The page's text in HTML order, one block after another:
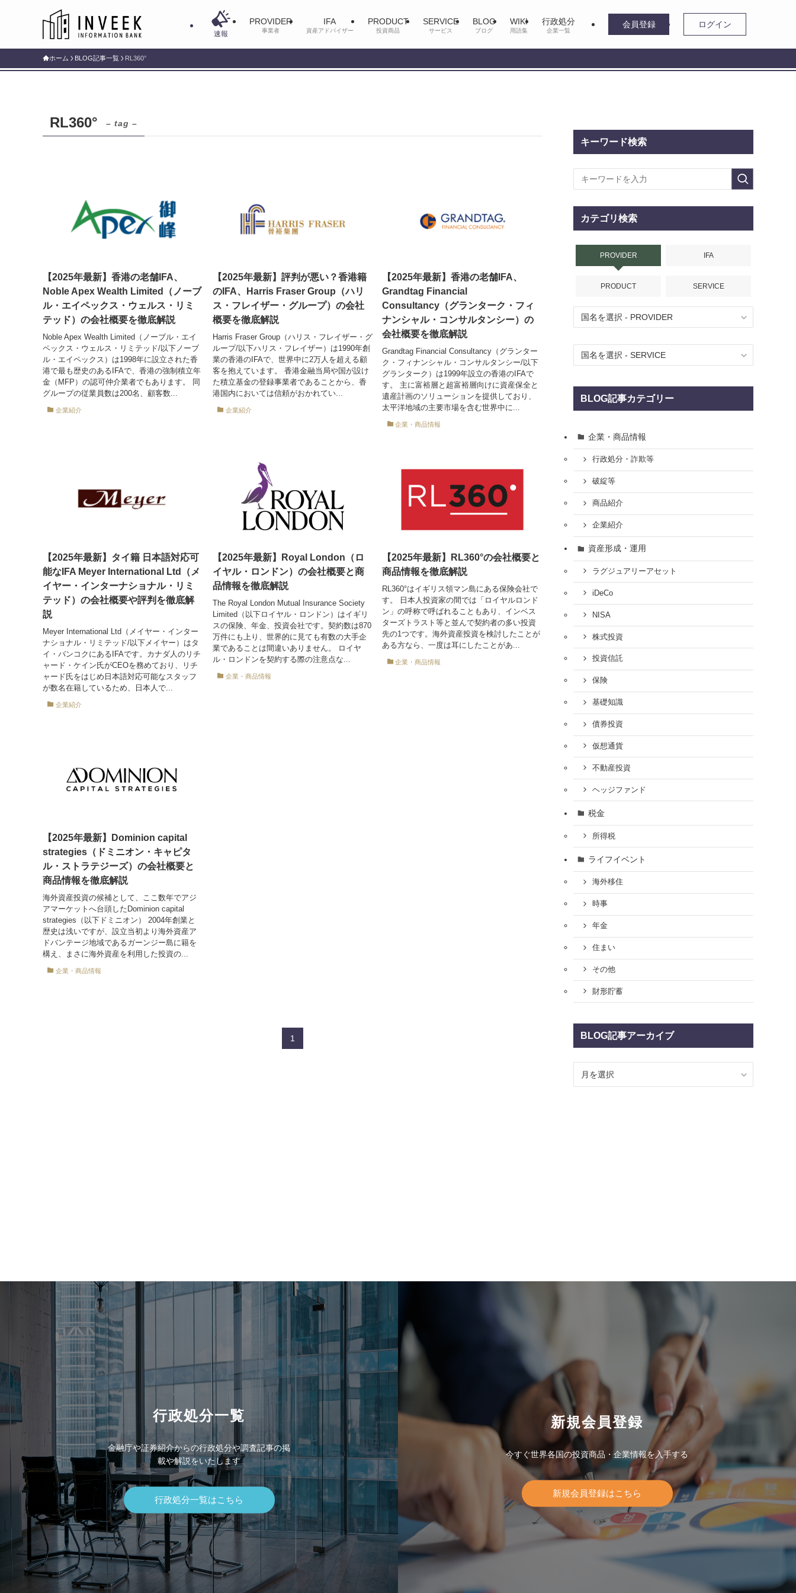
速報
PROVIDER
事業者
IFA
資産アドバイザー
PRODUCT
投資商品
SERVICE
サービス
BLOG
ブログ
WIKI
用語集
行政処分
企業一覧
会員登録 ログイン
ホーム BLOG記事一覧 RL360°
RL360° – tag –
【2025年最新】香港の老舗IFA、
Noble Apex Wealth Limited（ノーブ
ル・エイペックス・ウェルス・リミ
テッド）の会社概要を徹底解説
Noble Apex Wealth Limited（ノーブル・エイ
ペックス・ウェルス・リミテッド/以下ノーブ
ル・エイペックス）は1998年に設立された香
港で最も歴史のあるIFAで、香港の強制積立年
金（MFP）の認可仲介業者でもあります。 同
グループの従業員数は200名、顧客数...
企業紹介
【2025年最新】評判が悪い？香港籍
のIFA、Harris Fraser Group（ハリ
ス・フレイザー・グループ）の会社
概要を徹底解説
Harris Fraser Group（ハリス・フレイザー・グ
ループ/以下ハリス・フレイザー）は1990年創
業の香港のIFAで、世界中に2万人を超える顧
客を抱えています。 香港金融当局や国が設け
た積立基金の登録事業者であることから、香
港国内においては信頼がおかれてい...
企業紹介
【2025年最新】香港の老舗IFA、
Grandtag Financial
Consultancy（グランターク・フィ
ナンシャル・コンサルタンシー）の
会社概要を徹底解説
Grandtag Financial Consultancy（グランター
ク・フィナンシャル・コンサルタンシー/以下
グランターク）は1999年設立の香港のIFAで
す。 主に富裕層と超富裕層向けに資産保全と
遺産計画のソリューションを提供しており、
太平洋地域の主要市場を含む世界中に...
企業・商品情報
【2025年最新】タイ籍 日本語対応可
能なIFA Meyer International Ltd（メ
イヤー・インターナショナル・リミ
テッド）の会社概要や評判を徹底解
説
Meyer International Ltd（メイヤー・インター
ナショナル・リミテッド/以下メイヤー）はタ
イ・バンコクにあるIFAです。カナダ人のリチ
ャード・ケイン氏がCEOを務めており、リチ
ャード氏をはじめ日本語対応可能なスタッフ
が数名在籍しているため、日本人で...
企業紹介
【2025年最新】Royal London（ロ
イヤル・ロンドン）の会社概要と商
品情報を徹底解説
The Royal London Mutual Insurance Society
Limited（以下ロイヤル・ロンドン）はイギリ
スの保険、年金、投資会社です。契約数は870
万件にも上り、世界的に見ても有数の大手企
業であることは間違いありません。 ロイヤ
ル・ロンドンを契約する際の注意点な...
企業・商品情報
【2025年最新】RL360°の会社概要と
商品情報を徹底解説
RL360°はイギリス領マン島にある保険会社で
す。 日本人投資家の間では「ロイヤルロンド
ン」の呼称で呼ばれることもあり、インベス
ターズトラスト等と並んで契約者の多い投資
先の1つです。海外資産投資を検討したことが
ある方なら、一度は耳にしたことがあ...
企業・商品情報
【2025年最新】Dominion capital
strategies（ドミニオン・キャピタ
ル・ストラテジーズ）の会社概要と
商品情報を徹底解説
海外資産投資の候補として、ここ数年でアジ
アマーケットへ台頭したDominion capital
strategies（以下ドミニオン） 2004年創業と
歴史は浅いですが、設立当初より海外資産ア
ドバンテージ地域であるガーンジー島に籍を
構え、まさに海外資産を利用した投資の...
企業・商品情報
1
キーワード検索
カテゴリ検索
PROVIDER IFA
PRODUCT SERVICE
BLOG記事カテゴリー
企業・商品情報
行政処分・詐欺等
破綻等
商品紹介
企業紹介
資産形成・運用
ラグジュアリーアセット
iDeCo
NISA
株式投資
投資信託
保険
基礎知識
債券投資
仮想通貨
不動産投資
ヘッジファンド
税金
所得税
ライフイベント
海外移住
時事
年金
住まい
その他
財形貯蓄
BLOG記事アーカイブ
行政処分一覧
金融庁や証券紹介からの行政処分や調査記事の掲
載や解説をいたします
行政処分一覧はこちら
新規会員登録
今すぐ世界各国の投資商品・企業情報を入手する
新規会員登録はこちら